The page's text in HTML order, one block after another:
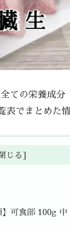
ての栄養成
でまとめた情
】可食部 100g 中